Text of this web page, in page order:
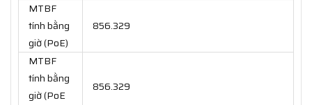
MTBF
tính bằng
giờ (PoE)
856.329
MTBF
tính bằng
giờ (PoE
856.329